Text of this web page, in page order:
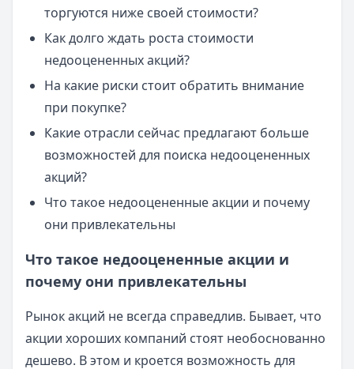
торгуются ниже своей стоимости?
Как долго ждать роста стоимости
недооцененных акций?
На какие риски стоит обратить внимание
при покупке?
Какие отрасли сейчас предлагают больше
возможностей для поиска недооцененных
акций?
Что такое недооцененные акции и почему
они привлекательны
Что такое недооцененные акции и
почему они привлекательны
Рынок акций не всегда справедлив. Бывает, что
акции хороших компаний стоят необоснованно
дешево. В этом и кроется возможность для